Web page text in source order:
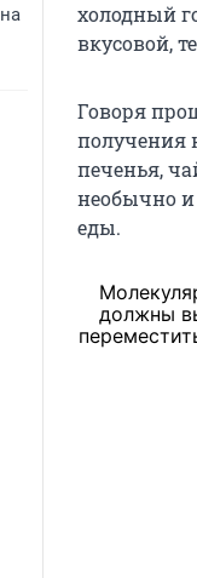
холодный
вкусовой,
Говоря
получения
печенья,
необычно и
еды.
должны